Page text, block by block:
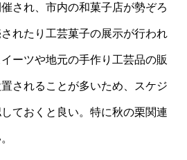
され、市内の和菓子店が勢ぞろ
れたり工芸菓子の展示が行われ
ーツや地元の手作り工芸品の販
されることが多いため、スケジ
ておくと良い。特に秋の栗関連